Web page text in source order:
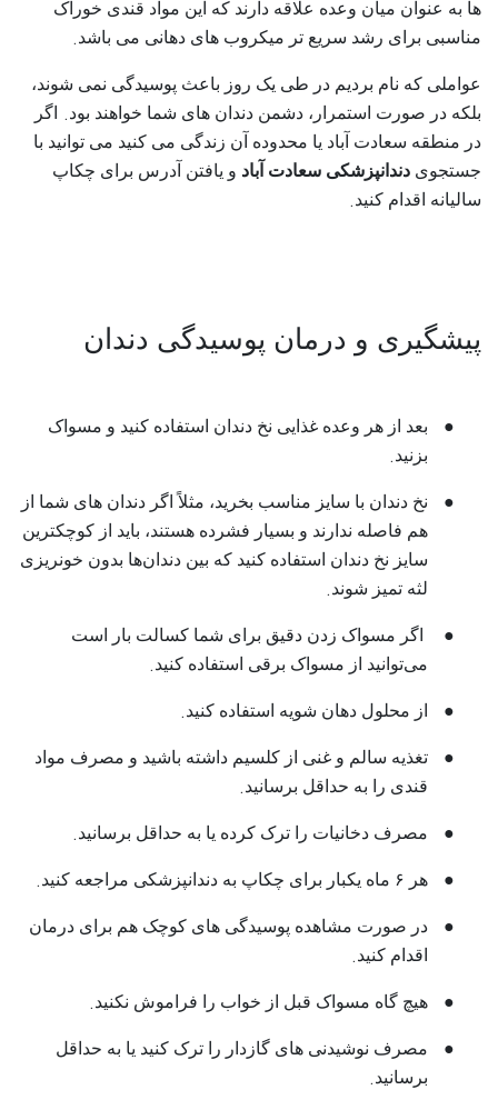
ها به عنوان میان وعده علاقه دارند که این مواد قندی خوراک
مناسبی برای رشد سریع‌ تر میکروب‌ های دهانی می‌ باشد.
عواملی که نام بردیم در طی یک روز باعث پوسیدگی نمی‌ شوند،
بلکه در صورت استمرار، دشمن دندان‌ های شما خواهند بود. اگر
در منطقه سعادت آباد یا محدوده آن زندگی می‌ کنید می‌ توانید با
جستجوی دندانپزشکی سعادت آباد و یافتن آدرس برای چکاپ
سالیانه اقدام کنید.
پیشگیری و درمان پوسیدگی دندان
●
بعد از هر وعده غذایی نخ دندان استفاده کنید و مسواک
بزنید.
●
نخ دندان با سایز مناسب بخرید، مثلاً اگر دندان‌ های شما از
هم فاصله ندارند و بسیار فشرده هستند، باید از کوچکترین
سایز نخ دندان استفاده کنید که بین دندان‌ها بدون خونریزی
لثه تمیز شوند.
●
اگر مسواک زدن دقیق برای شما کسالت بار است
می‌توانید از مسواک برقی استفاده کنید.
●
از محلول دهان ‌شویه استفاده کنید.
●
تغذیه سالم و غنی از کلسیم داشته باشید و مصرف مواد
قندی را به حداقل برسانید.
●
مصرف دخانیات را ترک کرده یا به حداقل برسانید.
●
هر ۶ ماه یکبار برای چکاپ به دندانپزشکی مراجعه کنید
.
●
در صورت مشاهده پوسیدگی ‌های کوچک هم برای درمان
اقدام کنید.
●
هیچ گاه مسواک قبل از خواب را فراموش نکنید.
●
مصرف نوشیدنی‌ های گاز‌دار را ترک کنید یا به حداقل
برسانید.